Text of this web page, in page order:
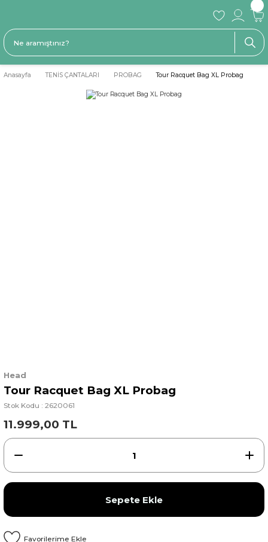
Anasayfa TENİS ÇANTALARI PROBAG Tour Racquet Bag XL Probag
Head
Tour Racquet Bag XL Probag
Stok Kodu : 2620061
11.999,00 TL
Sepete Ekle